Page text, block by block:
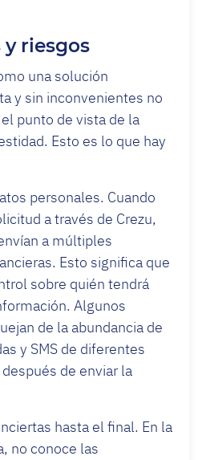
y riesgos
una solución
y sin inconvenientes no
punto de vista de la
Esto es lo que hay
personales. Cuando
a través de Crezu,
a múltiples
Esto significa que
sobre quién tendrá
Algunos
de la abundancia de
y SMS de diferentes
de enviar la
hasta el final. En la
no conoce las